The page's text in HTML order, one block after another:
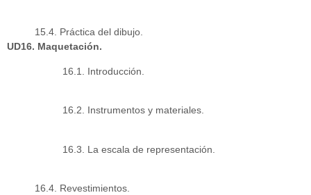
15.4. Práctica del dibujo.
UD16. Maquetación.
16.1. Introducción.
16.2. Instrumentos y materiales.
16.3. La escala de representación.
16.4. Revestimientos.